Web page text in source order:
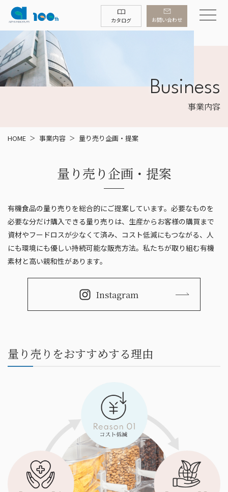
カタログ お問い合わせ
Business
事業内容
HOME 事業内容 量り売り企画・提案
量り売り企画・提案
有機食品の量り売りを総合的にご提案しています。必要なものを
必要な分だけ購入できる量り売りは、生産からお客様の購買まで
資材やフードロスが少なくて済み、コスト低減にもつながる、人
にも環境にも優しい持続可能な販売方法。私たちが取り組む有機
素材と高い親和性があります。
Instagram
量り売りをおすすめする理由